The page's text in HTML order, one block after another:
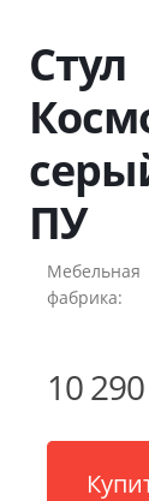
Стул
ПУ
Мебельная
фабрика:
10